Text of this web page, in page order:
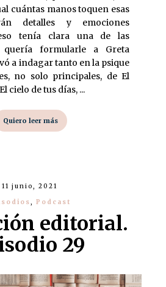
cuántas manos toquen esas
detalles y emociones
tenía clara una de las
quería formularle a Greta
a indagar tanto en la psique
no solo principales, de El
cielo de tus días, ...
Quiero leer más
11 junio, 2021
, Podcast
editorial.
29